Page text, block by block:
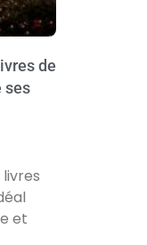
de
ses
et